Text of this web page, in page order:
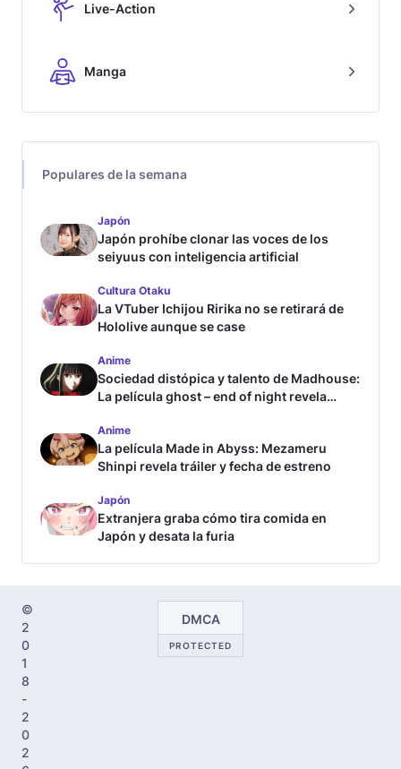
Live-Action
Manga
Populares de la semana
Japón
Japón prohíbe clonar las voces de los
seiyuus con inteligencia artificial
Cultura Otaku
La VTuber Ichijou Ririka no se retirará de
Hololive aunque se case
Anime
Sociedad distópica y talento de Madhouse:
La película ghost – end of night revela
Anime
La película Made in Abyss: Mezameru
Shinpi revela tráiler y fecha de estreno
Japón
Extranjera graba cómo tira comida en
Japón y desata la furia
©
2
0
1
8
-
2
0
2
DMCA
PROTECTED